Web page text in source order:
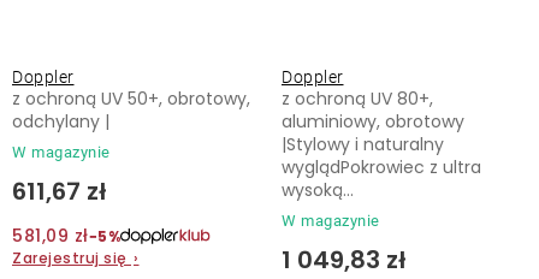
Doppler
W magazynie
611,67 zł
581,09 zł−5%
Zarejestruj się ›
z ochroną UV 50+, obrotowy,
odchylany |
Doppler
W magazynie
1 049,83 zł
z ochroną UV 80+,
aluminiowy, obrotowy
|Stylowy i naturalny
wyglądPokrowiec z ultra
wysoką...